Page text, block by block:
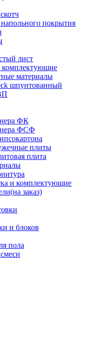
покрытия
лист
комплектующие
материалы
шпунтованный
ФК
ФСФ
плиты
плита
и комплектующие
заказ)
и блоков
пола